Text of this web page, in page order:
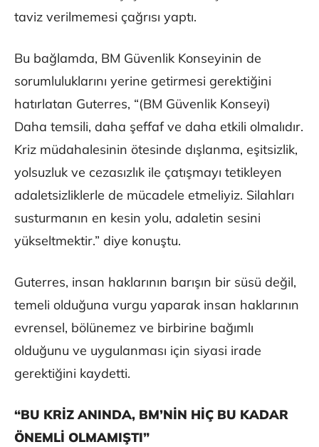
taviz verilmemesi çağrısı yaptı.
Bu bağlamda, BM Güvenlik Konseyinin de
sorumluluklarını yerine getirmesi gerektiğini
hatırlatan Guterres, “(BM Güvenlik Konseyi)
Daha temsili, daha şeffaf ve daha etkili olmalıdır.
Kriz müdahalesinin ötesinde dışlanma, eşitsizlik,
yolsuzluk ve cezasızlık ile çatışmayı tetikleyen
adaletsizliklerle de mücadele etmeliyiz. Silahları
susturmanın en kesin yolu, adaletin sesini
yükseltmektir.” diye konuştu.
Guterres, insan haklarının barışın bir süsü değil,
temeli olduğuna vurgu yaparak insan haklarının
evrensel, bölünemez ve birbirine bağımlı
olduğunu ve uygulanması için siyasi irade
gerektiğini kaydetti.
“BU KRİZ ANINDA, BM’NİN HİÇ BU KADAR
ÖNEMLİ OLMAMIŞTI”